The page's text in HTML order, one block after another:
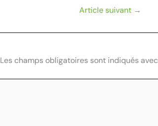
Article suivant →
Les champs obligatoires sont indiqués avec